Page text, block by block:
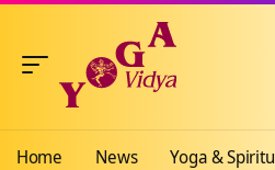
Home News Yoga &